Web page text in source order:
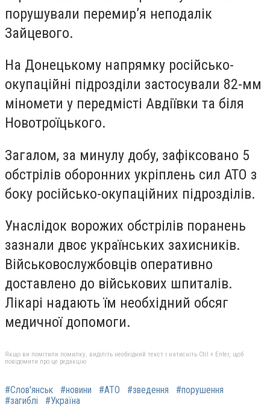
порушували перемир’я неподалік
Зайцевого.
На Донецькому напрямку російсько-
окупаційні підрозділи застосували 82-мм
міномети у передмісті Авдіївки та біля
Новотроїцького.
Загалом, за минулу добу, зафіксовано 5
обстрілів оборонних укріплень сил АТО з
боку російсько-окупаційних підрозділів.
Унаслідок ворожих обстрілів поранень
зазнали двоє українських захисників.
Військовослужбовців оперативно
доставлено до військових шпиталів.
Лікарі надають їм необхідний обсяг
медичної допомоги.
Якщо ви помітили помилку, виділіть необхідний текст і натисніть Ctrl + Enter, щоб
повідомити про це редакцію
#Слов'янськ #новини #АТО #зведення
#порушення
#загиблі
#Україна